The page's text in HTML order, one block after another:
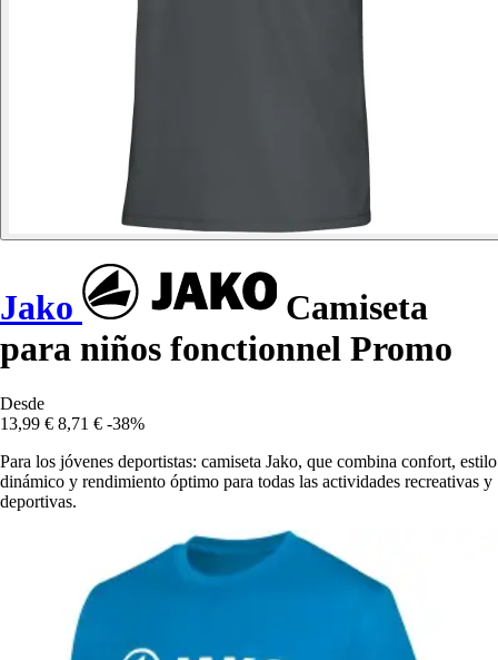
Jako
Camiseta
para niños fonctionnel Promo
Desde
13,99 € 8,71 € -38%
Para los jóvenes deportistas: camiseta Jako, que combina confort, estilo
dinámico y rendimiento óptimo para todas las actividades recreativas y
deportivas.